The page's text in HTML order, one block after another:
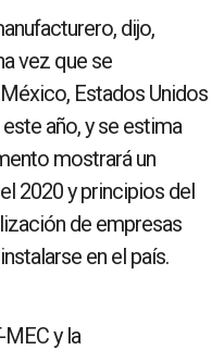
dijo,
vez que se
Estados Unidos
año, y se estima
mostrará un
2020 y principios del
de empresas
en el país.
MEC y la